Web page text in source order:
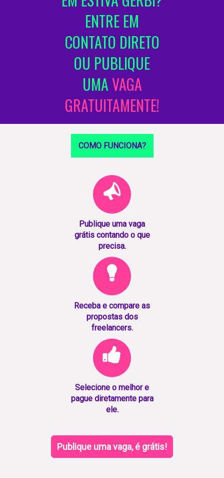
ENTRE EM
CONTATO DIRETO
OU PUBLIQUE
UMAVAGA
GRATUITAMENTE!
COMO FUNCIONA?
Publique uma vaga
grátis contando o que
precisa.
Receba e compare as
propostas dos
freelancers.
Selecione o melhor e
pague diretamente para
ele.
Publique uma vaga, é grátis!